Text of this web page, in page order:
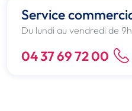
Service
Du lundi au vendredi de
04 37 69 72 00